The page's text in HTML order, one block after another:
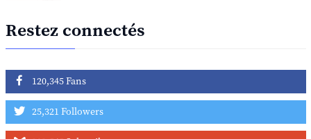
Restez connectés
120,345 Fans
25,321 Followers